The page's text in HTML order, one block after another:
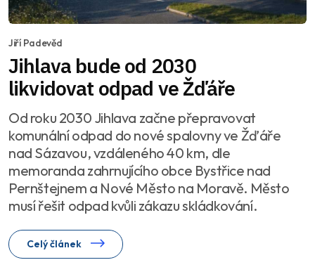
Jiří Padevěd
Jihlava bude od 2030
likvidovat odpad ve Žďáře
Od roku 2030 Jihlava začne přepravovat
komunální odpad do nové spalovny ve Žďáře
nad Sázavou, vzdáleného 40 km, dle
memoranda zahrnujícího obce Bystřice nad
Pernštejnem a Nové Město na Moravě. Město
musí řešit odpad kvůli zákazu skládkování.
Celý článek